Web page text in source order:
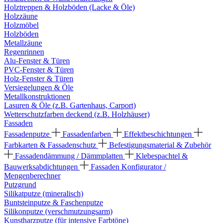
Holztreppen & Holzböden (Lacke & Öle)
Holzzäune
Holzmöbel
Holzböden
Metallzäune
Regenrinnen
Alu-Fenster & Türen
PVC-Fenster & Türen
Holz-Fenster & Türen
Versiegelungen & Öle
Metallkonstruktionen
Lasuren & Öle (z.B. Gartenhaus, Carport)
Wetterschutzfarben deckend (z.B. Holzhäuser)
Fassaden
Fassadenputze
Fassadenfarben
Effektbeschichtungen
Farbkarten & Fassadenschutz
Befestigungsmaterial & Zubehör
Fassadendämmung / Dämmplatten
Klebespachtel &
Bauwerksabdichtungen
Fassaden Konfigurator /
Mengenberechner
Putzgrund
Silikatputze (mineralisch)
Buntsteinputze & Faschenputze
Silikonputze (verschmutzungsarm)
Kunstharzputze (für intensive Farbtöne)